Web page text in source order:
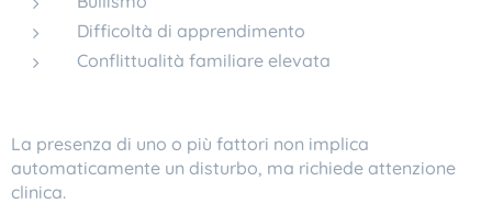
Difficoltà di apprendimento
Conflittualità familiare elevata
La presenza di uno o più fattori non implica
automaticamente un disturbo, ma richiede attenzione
clinica.